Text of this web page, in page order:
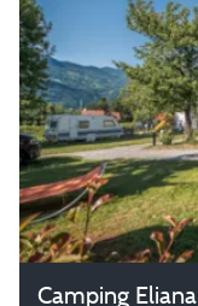
Camping Eliana